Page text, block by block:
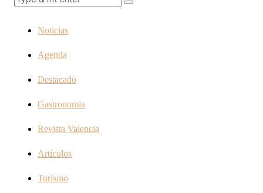
Noticias
Agenda
Destacado
Gastronomia
Revista Valencia
Artículos
Turismo